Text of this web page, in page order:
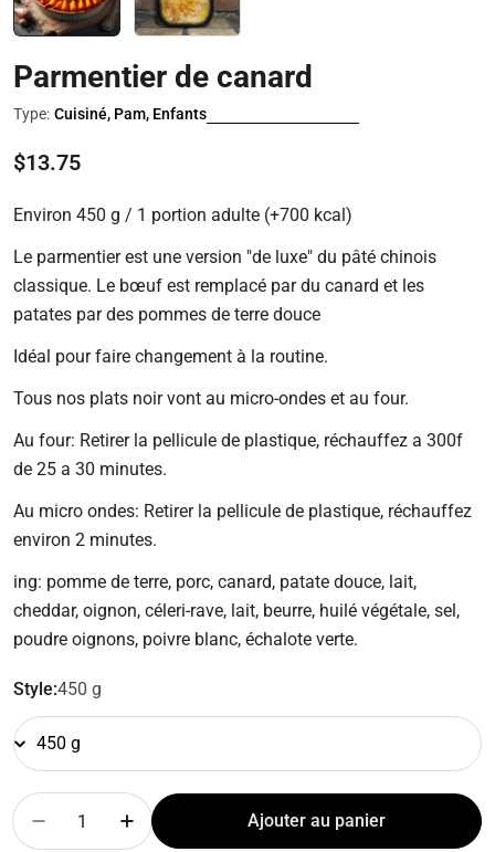
Parmentier de canard
Type: Cuisiné, Pam, Enfants
Prix
régulier
$13.75
Environ 450 g / 1 portion adulte (+700 kcal)
Le parmentier est une version "de luxe" du pâté chinois
classique. Le bœuf est remplacé par du canard et les
patates par des pommes de terre douce
Idéal pour faire changement à la routine.
Tous nos plats noir vont au micro-ondes et au four.
Au four: Retirer la pellicule de plastique, réchauffez a 300f
de 25 a 30 minutes.
Au micro ondes: Retirer la pellicule de plastique, réchauffez
environ 2 minutes.
ing: pomme de terre, porc, canard, patate douce, lait,
cheddar, oignon, céleri-rave, lait, beurre, huilé végétale, sel,
poudre oignons, poivre blanc, échalote verte.
Style:450 g
Quantité
Diminuer la quantité pour Parmentier de canard
Augmenter la quantité pour Parmentier
Ajouter au panier